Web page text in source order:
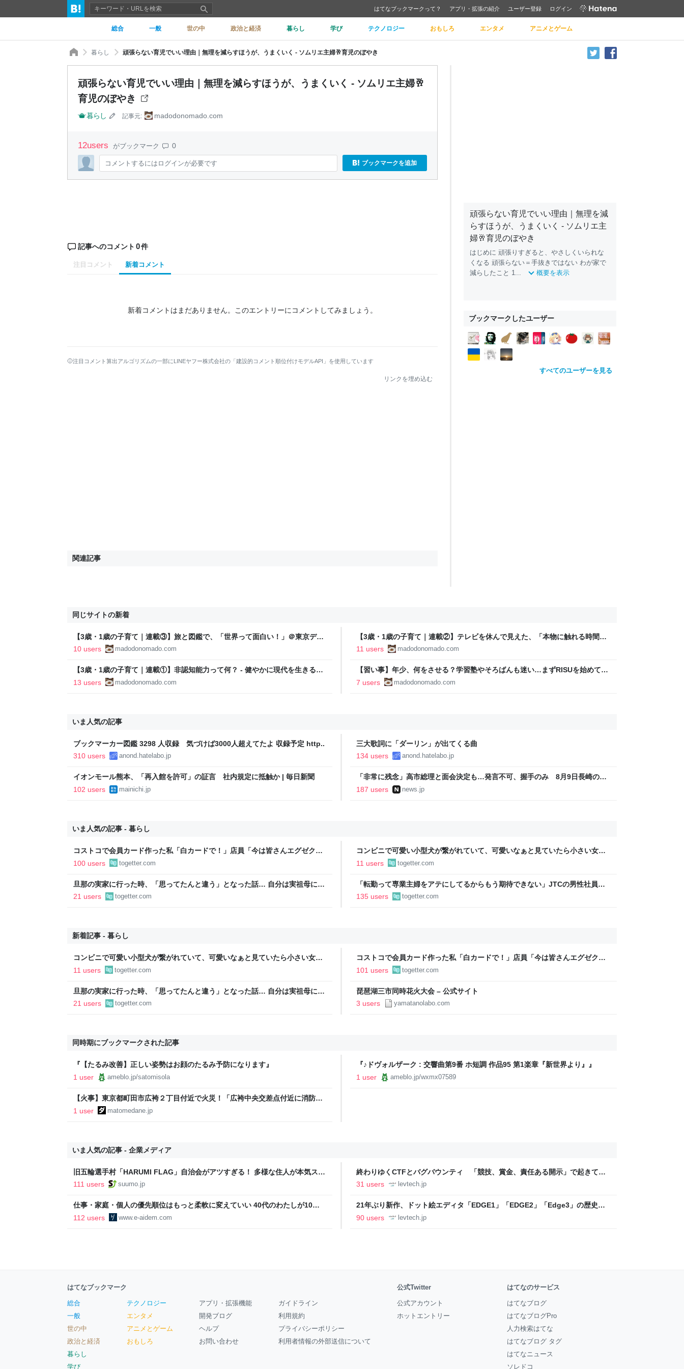
はてなブックマークって？ アプリ・拡張の紹介 ユーザー登録 ログイン
総合 一般 世の中 政治と経済 暮らし 学び テクノロジー おもしろ エンタメ アニメとゲーム
暮らし 頑張らない育児でいい理由｜無理を減らすほうが、うまくいく - ソムリエ主婦🥂育児のぼやき
頑張らない育児でいい理由｜無理を減らすほうが、うまくいく - ソムリエ主婦🥂
育児のぼやき
暮らし 記事元: madodonomado.com
12users がブックマーク 0
コメントするにはログインが必要です ブックマークを追加
記事へのコメント 0件
注目コメント 新着コメント
新着コメントはまだありません。 このエントリーにコメントしてみましょう。
注目コメント算出アルゴリズムの一部にLINEヤフー株式会社の「建設的コメント順位付けモデルAPI」を使用しています
リンクを埋め込む
関連記事
頑張らない育児でいい理由｜無理を減
らすほうが、うまくいく - ソムリエ主
婦🥂育児のぼやき
はじめに 頑張りすぎると、やさしくいられな
くなる 頑張らない＝手抜きではない わが家で
減らしたこと 1...
概要を表示
ブックマークしたユーザー
すべてのユーザーを見る
同じサイトの新着
【3歳・1歳の子育て｜連載③】旅と図鑑で、「世界って面白い！」＠東京ディ
ズニーシー - 健やかに現代を生きる子育て。
10 users madodonomado.com
【3歳・1歳の子育て｜連載②】テレビを休んで見えた、「本物に触れる時間」
のこと - 健やかに現代を生きる子育て。
11 users madodonomado.com
【3歳・1歳の子育て｜連載①】非認知能力って何？ - 健やかに現代を生きる子
育て。
13 users madodonomado.com
【習い事】年少、何をさせる？学習塾やそろばんも迷い…まずRISUを始めてみ
た話 - 健やかに現代を生きる子育て。
7 users madodonomado.com
いま人気の記事
ブックマーカー図鑑 3298 人収録 気づけば3000人超えてたよ 収録予定 http..
310 users
anond.hatelabo.jp
三大歌詞に「ダーリン」が出てくる曲
134 users
anond.hatelabo.jp
イオンモール熊本、「再入館を許可」の証言 社内規定に抵触か | 毎日新聞
102 users
mainichi.jp
「非常に残念」高市総理と面会決定も…発言不可、握手のみ 8月9日長崎の被
爆体験者「何のために」 | NEWSjp
187 users news.jp
いま人気の記事 - 暮らし
コストコで会員カード作った私「白カードで！」店員「今は皆さんエグゼクテ
ィブカードしか作りませんけど？」→コストコのカード勧誘はやたら圧が強い
100 users togetter.com
コンビニで可愛い小型犬が繋がれていて、可愛いなぁと見ていたら小さい女の
子連れの母親がやってきて、子供が「可愛い！欲しい！」と言うと「連れて帰
11 users togetter.com
旦那の実家に行った時、「思ってたんと違う」となった話… 自分は実祖母に
「嫁いだらお客様じゃないから。恥じぬようしっかり働け」と言われていたの
で、嫁ぎ先で嫌われたら終わりと思い、張り切っていた
21 users togetter.com
「転勤って専業主婦をアテにしてるからもう期待できない」JTCの男性社員が
転勤を命じられるも「妻は3倍稼いでるので、それなら辞める」と言ったら、転
勤がなくなった
135 users togetter.com
新着記事 - 暮らし
コンビニで可愛い小型犬が繋がれていて、可愛いなぁと見ていたら小さい女の
子連れの母親がやってきて、子供が「可愛い！欲しい！」と言うと「連れて帰
11 users togetter.com
コストコで会員カード作った私「白カードで！」店員「今は皆さんエグゼクテ
ィブカードしか作りませんけど？」→コストコのカード勧誘はやたら圧が強い
101 users togetter.com
旦那の実家に行った時、「思ってたんと違う」となった話… 自分は実祖母に
「嫁いだらお客様じゃないから。恥じぬようしっかり働け」と言われていたの
21 users togetter.com
琵琶湖三市同時花火大会 – 公式サイト
3 users
yamatanolabo.com
同時期にブックマークされた記事
『【たるみ改善】正しい姿勢はお顔のたるみ予防になります』
1 user
ameblo.jp/satomisola
『♪ドヴォルザーク : 交響曲第9番 ホ短調 作品95 第1楽章『新世界より』』
1 user
ameblo.jp/wxmx07589
【火事】東京都町田市広袴２丁目付近で火災！「広袴中央交差点付近に消防車
集結」現地の画像まとめ : まとめダネ！
1 user matomedane.jp
いま人気の記事 - 企業メディア
旧五輪選手村「HARUMI FLAG」自治会がアツすぎる！ 多様な住人が本気スキ
ルで挑む、盆踊り2万人集客や交通改善など“街の価値向上”戦略 東京・中央
111 users suumo.jp
終わりゆくCTFとバグバウンティ 「競技、賞金、責任ある開示」で起きてい
ること【フォーカス】 - レバテックLAB
31 users levtech.jp
仕事・家庭・個人の優先順位はもっと柔軟に変えていい 40代のわたしが10年
後の自分に伝えたいこと - りっすん by イーアイデム
112 users www.e-aidem.com
21年ぶり新作、ドット絵エディタ「EDGE1」「EDGE2」「Edge3」の歴史に
ついて作者に聞く【フォーカス】 - レバテックLAB
90 users levtech.jp
はてなブックマーク
総合
一般
世の中
政治と経済
暮らし
学び
テクノロジー
エンタメ
アニメとゲーム
おもしろ
アプリ・拡張機能
開発ブログ
ヘルプ
お問い合わせ
ガイドライン
利用規約
プライバシーポリシー
利用者情報の外部送信について
公式Twitter
公式アカウント
ホットエントリー
はてなのサービス
はてなブログ
はてなブログPro
人力検索はてな
はてなブログ タグ
はてなニュース
ソレドコ